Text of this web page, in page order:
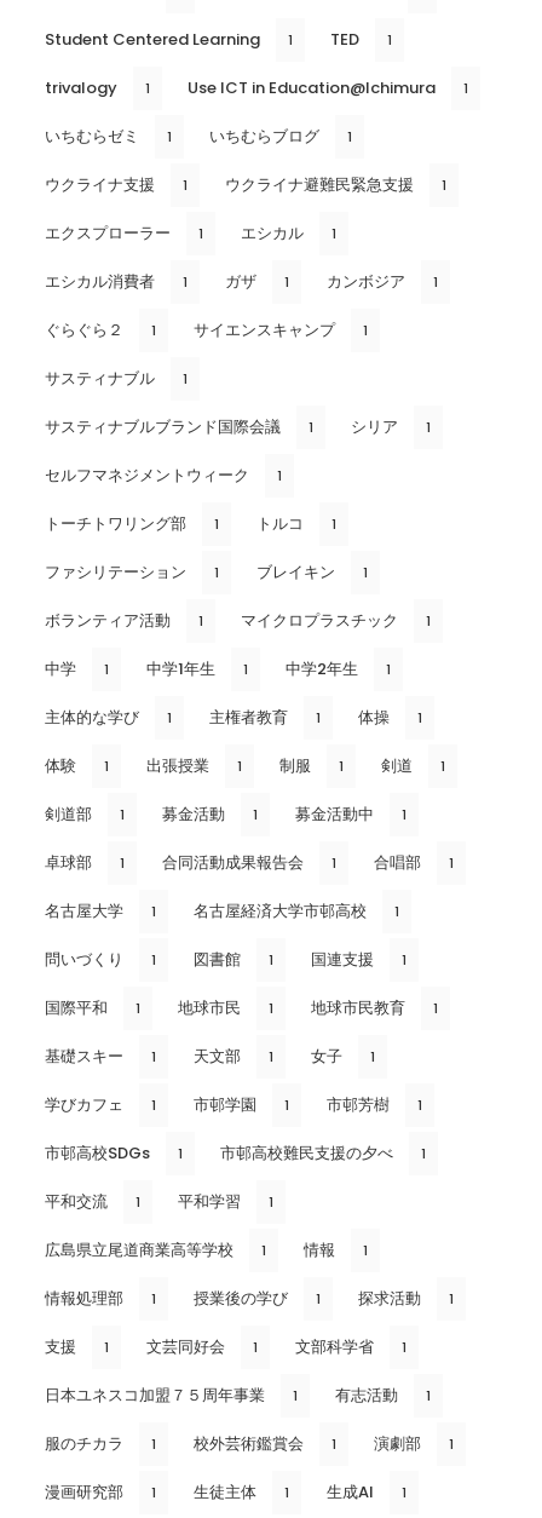
Student Centered Learning 1 TED 1
trivalogy 1 Use ICT in Education@Ichimura 1
いちむらゼミ 1 いちむらブログ 1
ウクライナ支援 1 ウクライナ避難民緊急支援 1
エクスプローラー 1 エシカル 1
エシカル消費者 1 ガザ 1 カンボジア 1
ぐらぐら２ 1 サイエンスキャンプ 1
サスティナブル 1
サスティナブルブランド国際会議 1 シリア 1
セルフマネジメントウィーク 1
トーチトワリング部 1 トルコ 1
ファシリテーション 1 ブレイキン 1
ボランティア活動 1 マイクロプラスチック 1
中学 1 中学1年生 1 中学2年生 1
主体的な学び 1 主権者教育 1 体操 1
体験 1 出張授業 1 制服 1 剣道 1
剣道部 1 募金活動 1 募金活動中 1
卓球部 1 合同活動成果報告会 1 合唱部 1
名古屋大学 1 名古屋経済大学市邨高校 1
問いづくり 1 図書館 1 国連支援 1
国際平和 1 地球市民 1 地球市民教育 1
基礎スキー 1 天文部 1 女子 1
学びカフェ 1 市邨学園 1 市邨芳樹 1
市邨高校SDGs 1 市邨高校難民支援の夕べ 1
平和交流 1 平和学習 1
広島県立尾道商業高等学校 1 情報 1
情報処理部 1 授業後の学び 1 探求活動 1
支援 1 文芸同好会 1 文部科学省 1
日本ユネスコ加盟７５周年事業 1 有志活動 1
服のチカラ 1 校外芸術鑑賞会 1 演劇部 1
漫画研究部 1 生徒主体 1 生成AI 1